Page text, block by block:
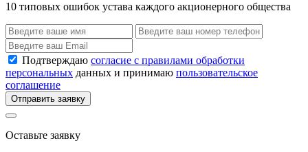
10 типовых ошибок устава каждого акционерного общества
Подтверждаю согласие с правилами обработки
персональных данных и принимаю пользовательское
соглашение
Отправить заявку
Оставьте заявку